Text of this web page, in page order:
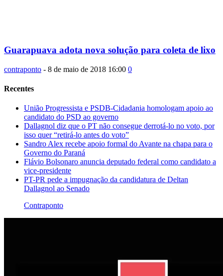
Guarapuava adota nova solução para coleta de lixo
contraponto - 8 de maio de 2018 16:00 0
Recentes
União Progressista e PSDB-Cidadania homologam apoio ao
candidato do PSD ao governo
Dallagnol diz que o PT não consegue derrotá-lo no voto, por
isso quer “retirá-lo antes do voto”
Sandro Alex recebe apoio formal do Avante na chapa para o
Governo do Paraná
Flávio Bolsonaro anuncia deputado federal como candidato a
vice-presidente
PT-PR pede a impugnação da candidatura de Deltan
Dallagnol ao Senado
Contraponto